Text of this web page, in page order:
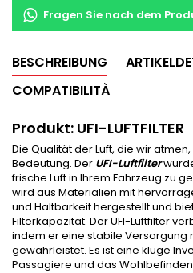
Fragen Sie nach dem
BESCHREIBUNG
COMPATIBILITÀ
Produkt: UFI-LUFTFILTER
Die Qualität der Luft, die wir
Bedeutung. Der UFI-Luftfilter
frische Luft in Ihrem Fahrzeug zu
wird aus Materialien mit
und Haltbarkeit hergestellt und
Filterkapazität. Der UFI-Luftfilter
indem er eine stabile Versorgung
gewährleistet. Es ist eine kluge
Passagiere und das